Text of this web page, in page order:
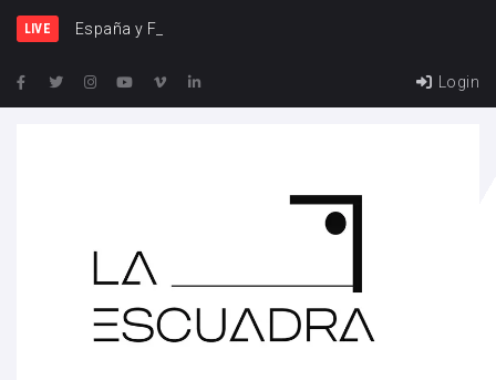
LIVE España y Francia, una riv
Login